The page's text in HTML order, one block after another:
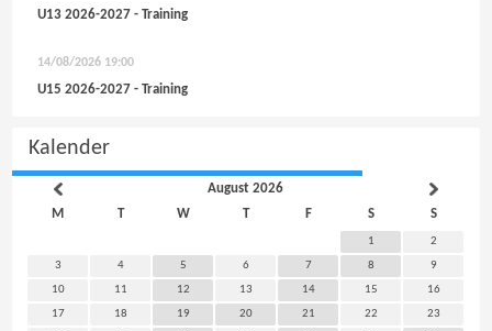
U13 2026-2027 - Training
14/08/2026 19:00
U15 2026-2027 - Training
Kalender
August 2026
M
T W T F S S
1
2
3
4 5 6 7 8
9
10
11 12 13 14 15
16
17
18 19 20 21 22
23